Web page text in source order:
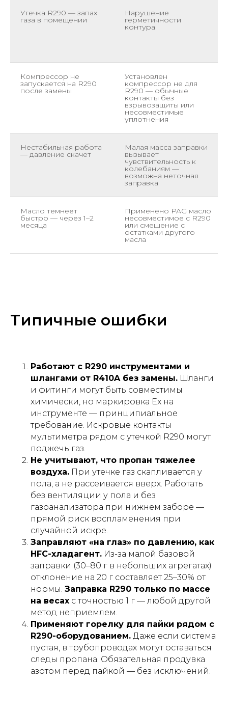
Утечка R290 — запах
газа в помещении
Нарушение
герметичности
контура
Компрессор не
запускается на R290
после замены
Установлен
компрессор не для
R290 — обычные
контакты без
взрывозащиты или
несовместимые
уплотнения
Нестабильная работа
— давление скачет
Малая масса заправки
вызывает
чувствительность к
колебаниям —
возможна неточная
заправка
Масло темнеет
быстро — через 1–2
месяца
Применено PAG масло
несовместимое с R290
или смешение с
остатками другого
масла
Типичные ошибки
Работают с R290 инструментами и
шлангами от R410A без замены. Шланги
и фитинги могут быть совместимы
химически, но маркировка Ex на
инструменте — принципиальное
требование. Искровые контакты
мультиметра рядом с утечкой R290 могут
поджечь газ.
Не учитывают, что пропан тяжелее
воздуха. При утечке газ скапливается у
пола, а не рассеивается вверх. Работать
без вентиляции у пола и без
газоанализатора при нижнем заборе —
прямой риск воспламенения при
случайной искре.
Заправляют «на глаз» по давлению, как
HFC-хладагент. Из-за малой базовой
заправки (30–80 г в небольших агрегатах)
отклонение на 20 г составляет 25–30% от
нормы. Заправка R290 только по массе
на весах с точностью 1 г — любой другой
метод неприемлем.
Применяют горелку для пайки рядом с
R290-оборудованием. Даже если система
пустая, в трубопроводах могут оставаться
следы пропана. Обязательная продувка
азотом перед пайкой — без исключений.